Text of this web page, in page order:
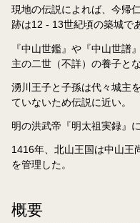
現地の伝説によれば、今帰
跡は12 - 13世紀頃の築城で
『中山世鑑』や『中山世
主の二世（不詳）の養子と
湧川王子と子孫は代々城主
ていないため伝説に近い。
明の洪武帝『明太祖実録』
1416年、北山王国は中山王
を管理した。
概要